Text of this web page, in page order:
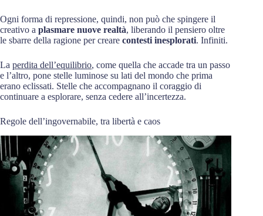
Ogni forma di repressione, quindi, non può che spingere il
creativo a plasmare nuove realtà, liberando il pensiero oltre
le sbarre della ragione per creare contesti inesplorati. Infiniti.
La perdita dell’equilibrio, come quella che accade tra un passo
e l’altro, pone stelle luminose su lati del mondo che prima
erano eclissati. Stelle che accompagnano il coraggio di
continuare a esplorare, senza cedere all’incertezza.
Regole dell’ingovernabile, tra libertà e caos